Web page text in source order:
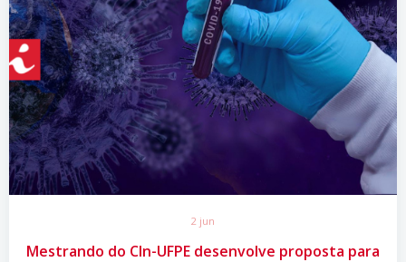
2 jun
Mestrando do CIn-UFPE desenvolve proposta para